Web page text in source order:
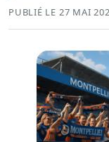
PUBLIÉ LE 27 MAI